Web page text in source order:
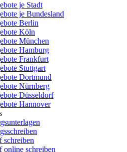
je Stadt
je Bundesland
Berlin
Köln
München
Hamburg
Frankfurt
Stuttgart
Dortmund
Nürnberg
Düsseldorf
Hannover
schreiben
online schreiben